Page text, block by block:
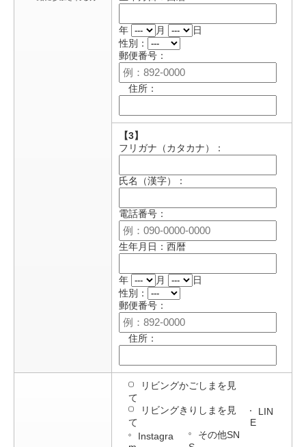
年 月
日
性別：
郵便番号：
住所：
【3】
フリガナ（カタカナ）：
氏名（漢字）：
電話番号：
生年月日：西暦
年 月
日
性別：
郵便番号：
住所：
リビングかごしまを見
て
リビングきりしまを見
て
LIN
E
Instagra
その他SN